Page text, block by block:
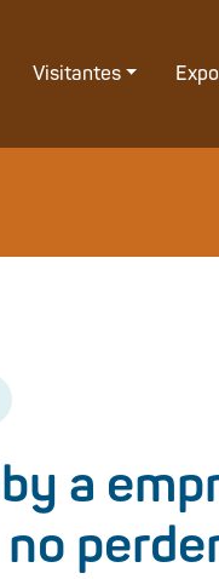
Visitantes
a